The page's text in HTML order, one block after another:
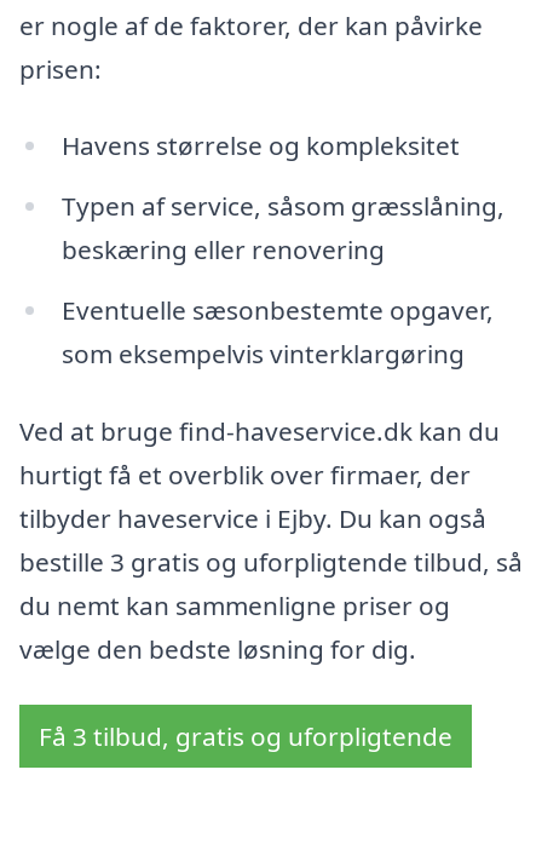
er nogle af de faktorer, der kan påvirke
prisen:
Havens størrelse og kompleksitet
Typen af service, såsom græsslåning,
beskæring eller renovering
Eventuelle sæsonbestemte opgaver,
som eksempelvis vinterklargøring
Ved at bruge find-haveservice.dk kan du
hurtigt få et overblik over firmaer, der
tilbyder haveservice i Ejby. Du kan også
bestille 3 gratis og uforpligtende tilbud, så
du nemt kan sammenligne priser og
vælge den bedste løsning for dig.
Få 3 tilbud, gratis og uforpligtende